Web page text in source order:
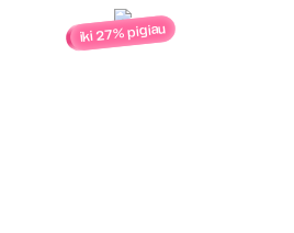
iki 27% pigiau